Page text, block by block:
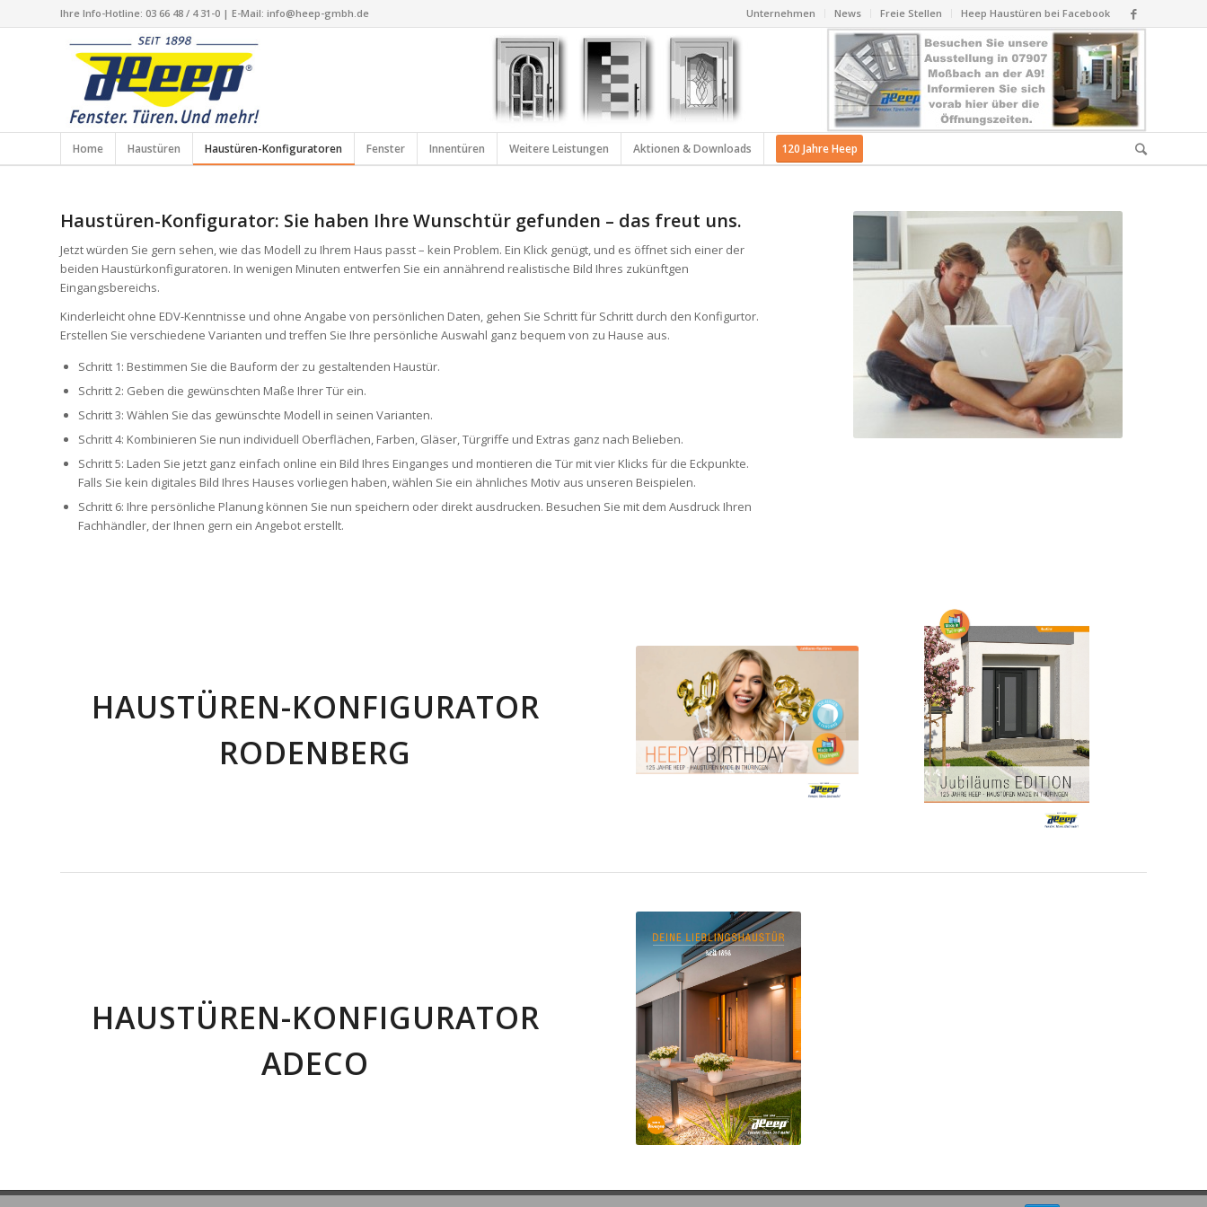
Unternehmen News Freie Stellen Heep Haustüren bei Facebook
Ihre Info-Hotline: 03 66 48 / 4 31-0 | E-Mail: info@heep-gmbh.de
Home Haustüren Haustüren-Konfiguratoren Fenster Innentüren Weitere Leistungen Aktionen & Downloads 120 Jahre Heep
Haustüren-Konfigurator: Sie haben Ihre Wunschtür gefunden – das freut uns.
Jetzt würden Sie gern sehen, wie das Modell zu Ihrem Haus passt – kein Problem. Ein Klick genügt, und es öffnet sich einer der
beiden Haustürkonfiguratoren. In wenigen Minuten entwerfen Sie ein annährend realistische Bild Ihres zukünftgen
Eingangsbereichs.
Kinderleicht ohne EDV-Kenntnisse und ohne Angabe von persönlichen Daten, gehen Sie Schritt für Schritt durch den Konfigurtor.
Erstellen Sie verschiedene Varianten und treffen Sie Ihre persönliche Auswahl ganz bequem von zu Hause aus.
Schritt 1: Bestimmen Sie die Bauform der zu gestaltenden Haustür.
Schritt 2: Geben die gewünschten Maße Ihrer Tür ein.
Schritt 3: Wählen Sie das gewünschte Modell in seinen Varianten.
Schritt 4: Kombinieren Sie nun individuell Oberflächen, Farben, Gläser, Türgriffe und Extras ganz nach Belieben.
Schritt 5: Laden Sie jetzt ganz einfach online ein Bild Ihres Einganges und montieren die Tür mit vier Klicks für die Eckpunkte.
Falls Sie kein digitales Bild Ihres Hauses vorliegen haben, wählen Sie ein ähnliches Motiv aus unseren Beispielen.
Schritt 6: Ihre persönliche Planung können Sie nun speichern oder direkt ausdrucken. Besuchen Sie mit dem Ausdruck Ihren
Fachhändler, der Ihnen gern ein Angebot erstellt.
HAUSTÜREN-KONFIGURATOR
RODENBERG
HAUSTÜREN-KONFIGURATOR
ADECO